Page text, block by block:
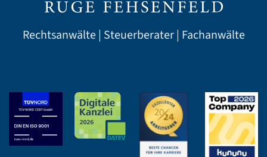
Rechtsanwälte | Steuerberater | Fachanwälte